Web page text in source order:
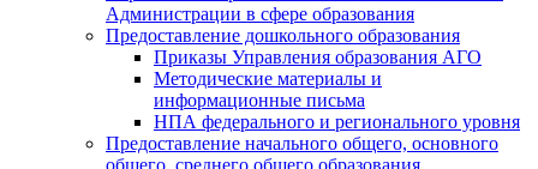
Администрации в сфере образования
Предоставление дошкольного образования
Приказы Управления образования АГО
Методические материалы и
информационные письма
НПА федерального и регионального уровня
Предоставление начального общего, основного